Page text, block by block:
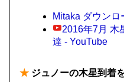
Mitaka ダウンロ
2016年7月 木
達 - YouTube
★ ジュノーの木星到着